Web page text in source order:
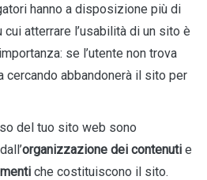
hanno a disposizione più di
atterrare l’usabilità di un sito è
se l’utente non trova
abbandonerà il sito per
del tuo sito web sono
organizzazione dei contenuti e
che costituiscono il sito.